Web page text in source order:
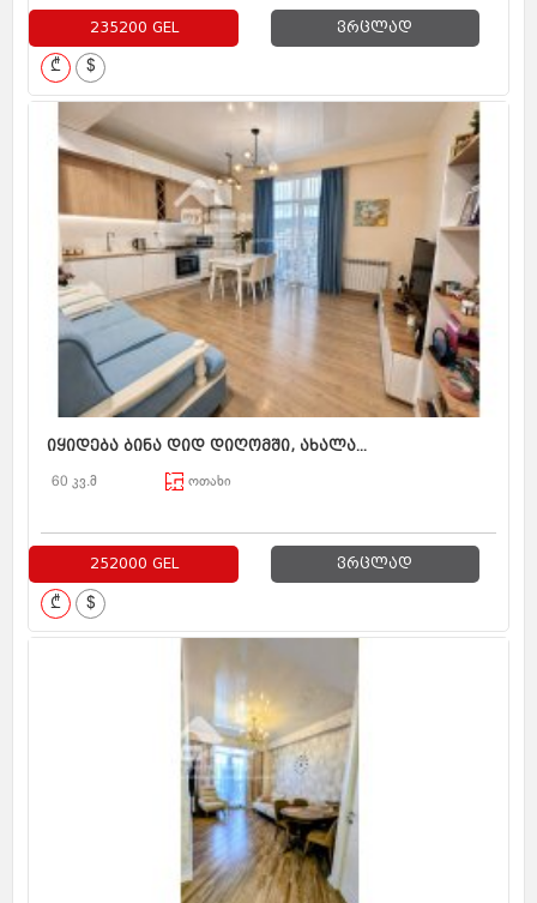
235200 GEL ვრცლად
₾ $
იყიდება ბინა დიდ დიღომში, ახალა...
60 კვ.მ ოთახი
252000 GEL ვრცლად
₾ $